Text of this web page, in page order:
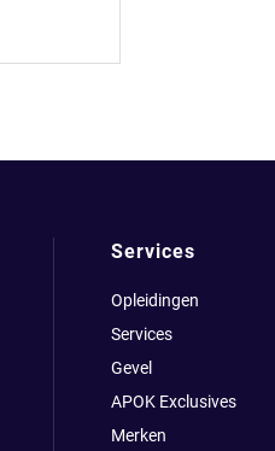
Services
Opleidingen
Services
Gevel
APOK Exclusives
Merken